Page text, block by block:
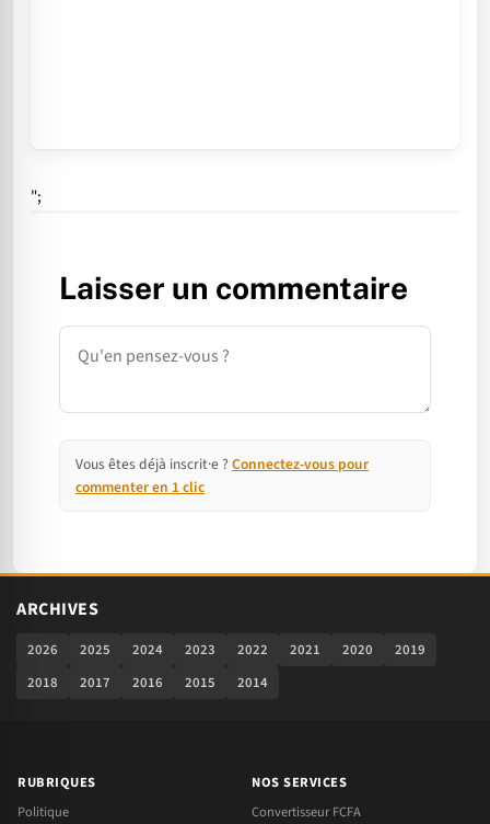
";
Laisser un commentaire
Commentaire
Vous êtes déjà inscrit·e ? Connectez-vous pour
commenter en 1 clic
ARCHIVES
2026 2025 2024 2023 2022 2021 2020
2019
2018
2017 2016 2015 2014
RUBRIQUES
Politique
NOS SERVICES
Convertisseur FCFA